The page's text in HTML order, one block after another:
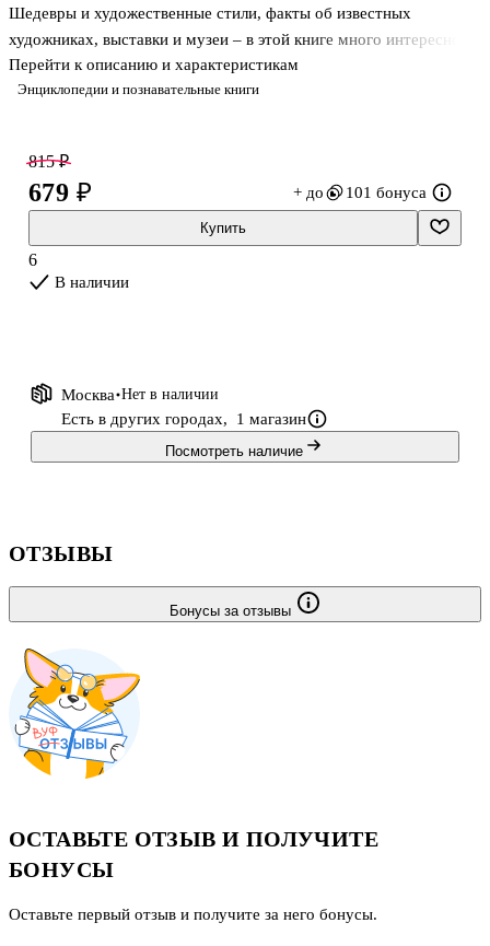
Энциклопедии и познавательные книги
Шедевры и художественные стили, факты об известных
художниках, выставки и музеи – в этой книге много интересной
информации об истории искусств. Автор книги искусствовед
Полин Понс поможет лучше разобраться в живописи,
ни взрослого.
Перейти к описанию и характеристикам
815 ₽
679 ₽ + до 101 бонуса
Купить
6
В наличии
Москва Нет в наличии
Есть в других городах, 1 магазин
Посмотреть наличие
ОТЗЫВЫ
Бонусы за отзывы
ОСТАВЬТЕ ОТЗЫВ И ПОЛУЧИТЕ
БОНУСЫ
Оставьте первый отзыв и получите за него бонусы.